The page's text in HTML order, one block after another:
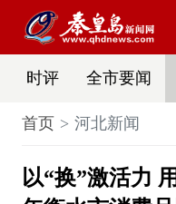
时评 全市要闻
首页 河北新闻
以“换”激活力